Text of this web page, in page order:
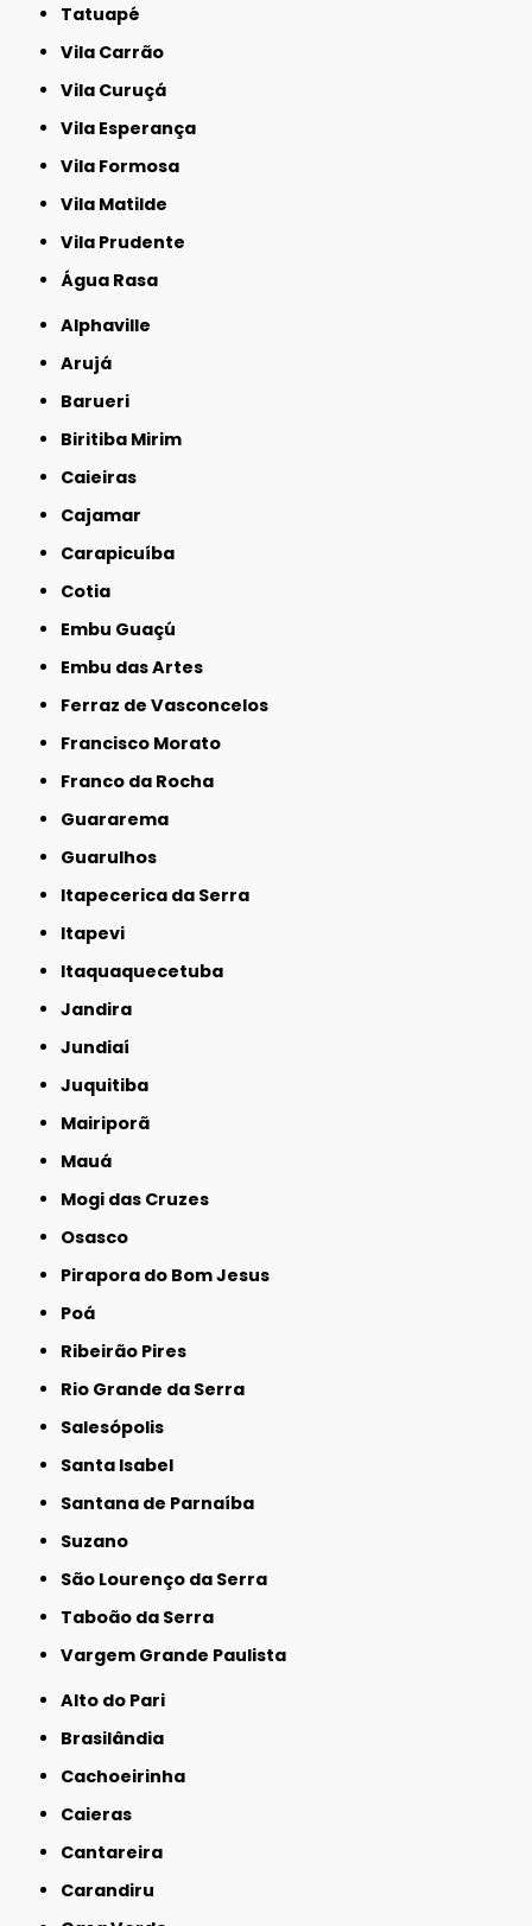
Tatuapé
Vila Carrão
Vila Curuçá
Vila Esperança
Vila Formosa
Vila Matilde
Vila Prudente
Água Rasa
Alphaville
Arujá
Barueri
Biritiba Mirim
Caieiras
Cajamar
Carapicuíba
Cotia
Embu Guaçú
Embu das Artes
Ferraz de Vasconcelos
Francisco Morato
Franco da Rocha
Guararema
Guarulhos
Itapecerica da Serra
Itapevi
Itaquaquecetuba
Jandira
Jundiaí
Juquitiba
Mairiporã
Mauá
Mogi das Cruzes
Osasco
Pirapora do Bom Jesus
Poá
Ribeirão Pires
Rio Grande da Serra
Salesópolis
Santa Isabel
Santana de Parnaíba
Suzano
São Lourenço da Serra
Taboão da Serra
Vargem Grande Paulista
Alto do Pari
Brasilândia
Cachoeirinha
Caieras
Cantareira
Carandiru